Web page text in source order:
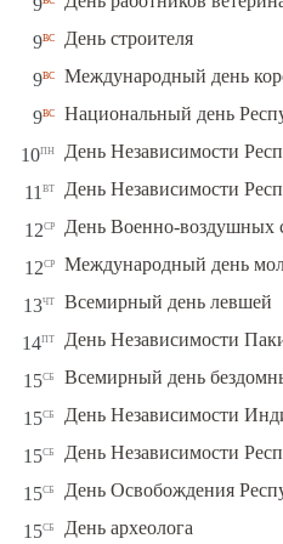
9
9вс День строителя
9вс Международный день
9вс Национальный день
10пн День Независимости
11 вт День Независимости
12ср День Военно-
12ср Международный день
13чт Всемирный день левшей
14пт День Независимости
15сб Всемирный день
15сб День Независимости
15сб День Независимости
15сб День Освобождения
15сб День археолога